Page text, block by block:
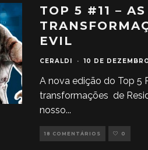
TOP 5 #11 –
EVIL
CERALDI · 10 DE
A nova edição do Top 5
transformações de
nosso...
18 COMENTÁRIOS 0